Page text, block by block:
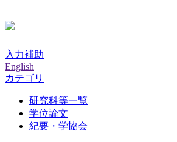
入力補助
English
カテゴリ
研究科等一覧
学位論文
紀要・学協会